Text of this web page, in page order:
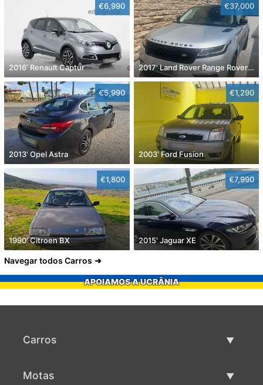
€6,990
2016' Renault Captur
€37,000
2017' Land Rover Range Rover Velar
€5,990
2013' Opel Astra
€1,290
2003' Ford Fusion
€1,800
1990' Citroen BX
€7,990
2015' Jaguar XE
Navegar todos Carros
APOIAMOS A UCRÂNIA
Carros
Motas